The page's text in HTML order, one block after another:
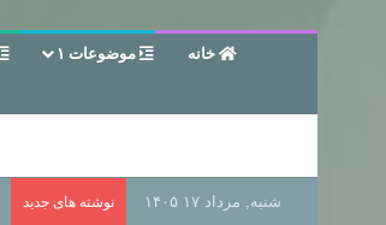
خانه موضوعات ۱
شنبه, مرداد ۱۷ ۱۴۰۵ نوشته های جدید